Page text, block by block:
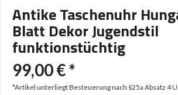
Antike Taschenuhr
Blatt Dekor Jugendstil
funktionstüchtig
99,00 € *
*Artikel unterliegt Besteuerung nach §25a Absatz 4